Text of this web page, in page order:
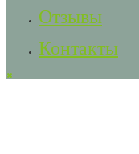
Отзывы
Контакты